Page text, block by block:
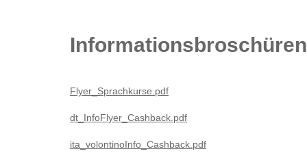
Informationsbroschüren
Flyer_Sprachkurse.pdf
dt_InfoFlyer_Cashback.pdf
ita_volontinoInfo_Cashback.pdf